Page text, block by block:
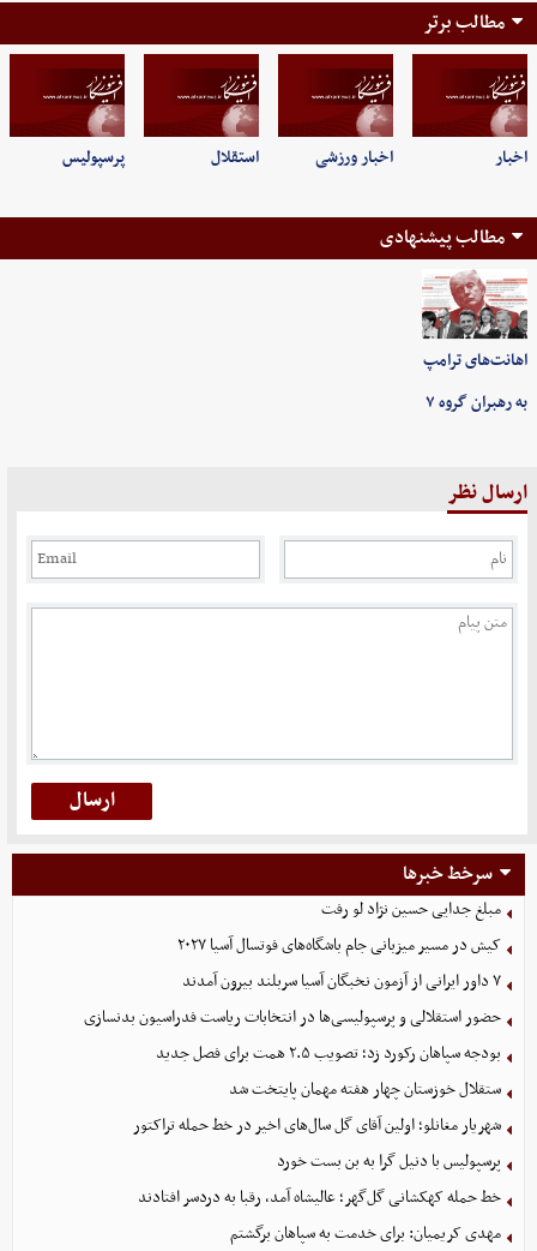
مطالب برتر
اخبار اخبار ورزشی استقلال پرسپولیس
مطالب پیشنهادی
اهانت‌های ترامپ
به رهبران گروه ۷
ارسال نظر
سرخط خبرها
مبلغ جدایی حسین نژاد لو رفت
کیش در مسیر میزبانی جام باشگاه‌های فوتسال آسیا ۲۰۲۷
۷ داور ایرانی از آزمون نخبگان آسیا سربلند بیرون آمدند
حضور استقلالی و پرسپولیسی‌ها در انتخابات ریاست فدراسیون بدنسازی
بودجه سپاهان رکورد زد؛ تصویب ۲.۵ همت برای فصل جدید
ستقلال خوزستان چهار هفته مهمان پایتخت شد
شهریار مغانلو؛ اولین آقای گل سال‌های اخیر در خط حمله تراکتور
پرسپولیس با دنیل گرا به بن بست خورد
خط حمله کهکشانی گل‌گهر؛ عالیشاه آمد، رقبا به دردسر افتادند
مهدی کریمیان: برای خدمت به سپاهان برگشتم